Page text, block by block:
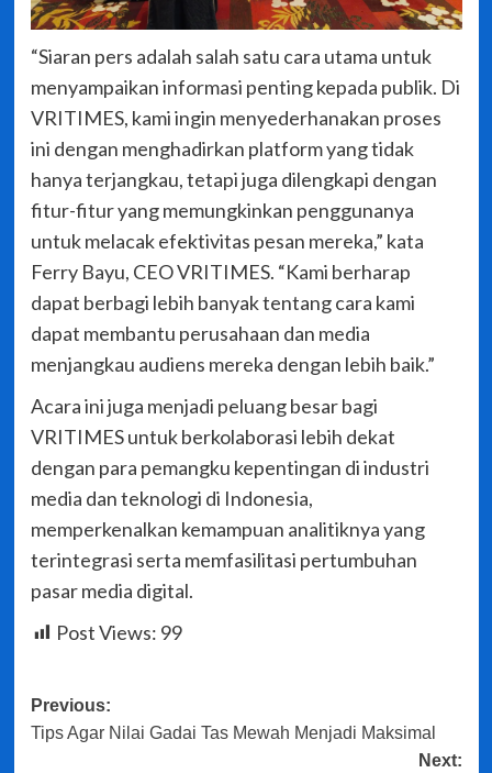
“Siaran pers adalah salah satu cara utama untuk
menyampaikan informasi penting kepada publik. Di
VRITIMES, kami ingin menyederhanakan proses
ini dengan menghadirkan platform yang tidak
hanya terjangkau, tetapi juga dilengkapi dengan
fitur-fitur yang memungkinkan penggunanya
untuk melacak efektivitas pesan mereka,” kata
Ferry Bayu, CEO VRITIMES. “Kami berharap
dapat berbagi lebih banyak tentang cara kami
dapat membantu perusahaan dan media
menjangkau audiens mereka dengan lebih baik.”
Acara ini juga menjadi peluang besar bagi
VRITIMES untuk berkolaborasi lebih dekat
dengan para pemangku kepentingan di industri
media dan teknologi di Indonesia,
memperkenalkan kemampuan analitiknya yang
terintegrasi serta memfasilitasi pertumbuhan
pasar media digital.
Post Views: 99
Post
navigation
Previous:
Tips Agar Nilai Gadai Tas Mewah Menjadi Maksimal
Next: